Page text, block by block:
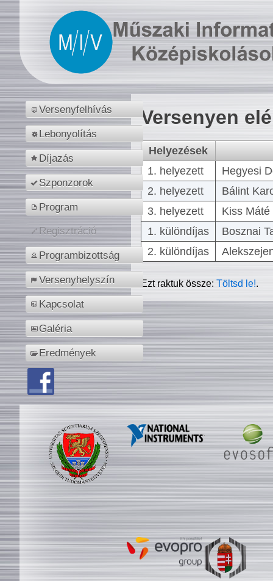
Versenyfelhívás
Lebonyolítás
Díjazás
Szponzorok
Program
Regisztráció
Programbizottság
Versenyhelyszín
Kapcsolat
Galéria
Eredmények
Versenyen
Helyezések
1. helyezett
Hegyesi
2. helyezett
Bálint
3. helyezett
Kiss
1. különdíjas
Bosznai
2. különdíjas
Ezt raktuk össze:Töltsd le!.